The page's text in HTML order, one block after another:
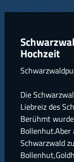
Hochzeit
Die
Liebreiz des
Berühmt
Bollenhut.Aber
Schwarzwald